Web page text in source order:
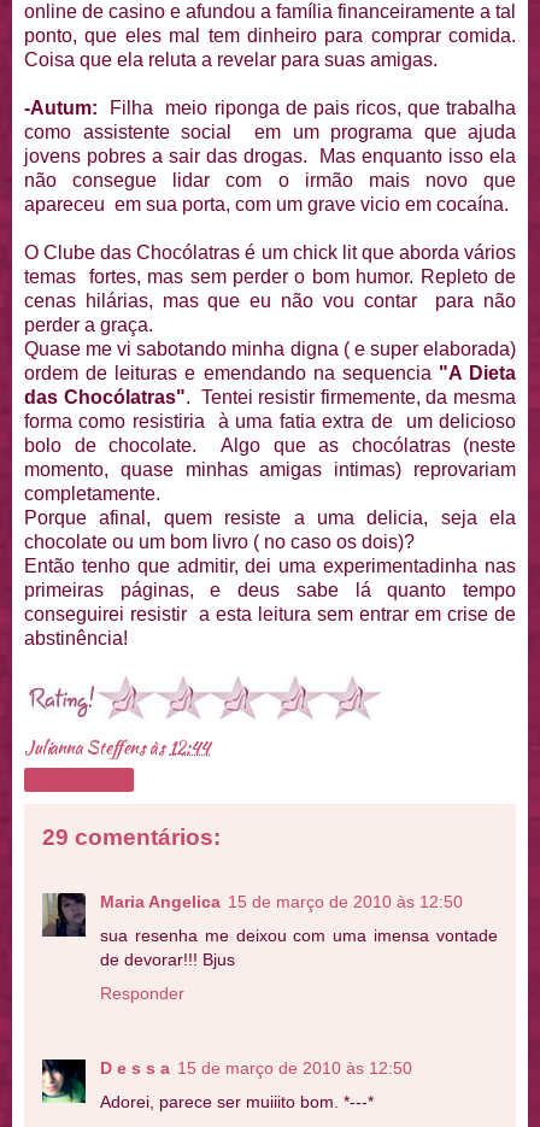
online de casino e afundou a família financeiramente a tal
ponto, que eles mal tem dinheiro para comprar comida.
Coisa que ela reluta a revelar para suas amigas.
-Autum: Filha meio riponga de pais ricos, que trabalha
como assistente social em um programa que ajuda
jovens pobres a sair das drogas. Mas enquanto isso ela
não consegue lidar com o irmão mais novo que
apareceu em sua porta, com um grave vicio em cocaína.
O Clube das Chocólatras é um chick lit que aborda vários
temas fortes, mas sem perder o bom humor. Repleto de
cenas hilárias, mas que eu não vou contar para não
perder a graça.
Quase me vi sabotando minha digna ( e super elaborada)
ordem de leituras e emendando na sequencia "A Dieta
das Chocólatras". Tentei resistir firmemente, da mesma
forma como resistiria à uma fatia extra de um delicioso
bolo de chocolate. Algo que as chocólatras (neste
momento, quase minhas amigas intimas) reprovariam
completamente.
Porque afinal, quem resiste a uma delicia, seja ela
chocolate ou um bom livro ( no caso os dois)?
Então tenho que admitir, dei uma experimentadinha nas
primeiras páginas, e deus sabe lá quanto tempo
conseguirei resistir a esta leitura sem entrar em crise de
abstinência!
Julianna Steffensàs 12:44
29 comentários:
Maria Angelica 15 de março de 2010 às 12:50
sua resenha me deixou com uma imensa vontade
de devorar!!! Bjus
Responder
D e s s a 15 de março de 2010 às 12:50
Adorei, parece ser muiiito bom. *---*